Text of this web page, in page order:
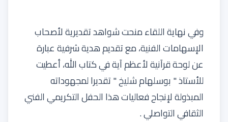
وفي نهاية اللقاء منحت شواهد تقديرية لأصحاب
الإسهامات الفنية، مع تقديم هدية شرفية عبارة
عن لوحة قرآنية لأعظم آية في كتاب الله، أعطيت
للأستاذ " بوسلهام شليخ " تقديرا لمجهوداته
المبذولة لإنجاح فعاليات هذا الحفل التكريمي الفني
الثقافي التواصلي .